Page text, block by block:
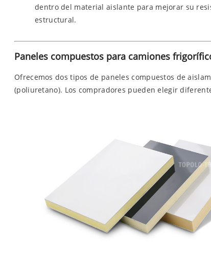
dentro del material aislante para mejorar su
estructural.
Paneles compuestos para camiones
Ofrecemos dos tipos de paneles compuestos de
(poliuretano). Los compradores pueden elegir